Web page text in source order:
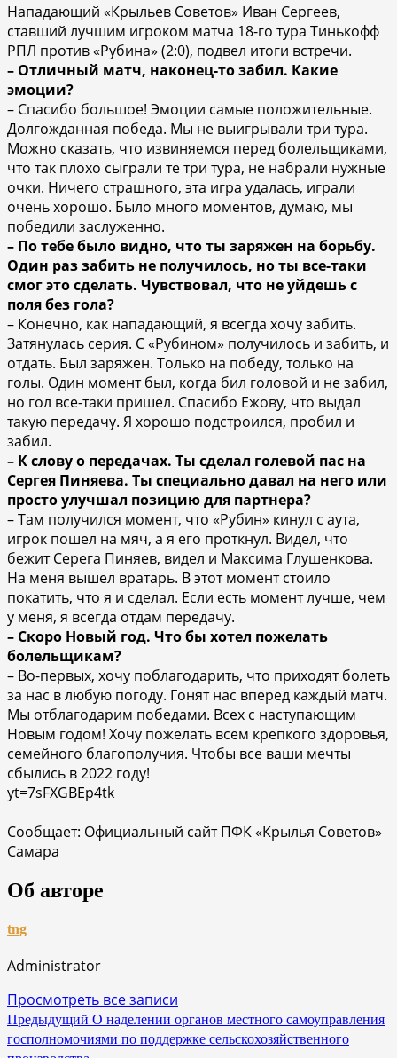
Нападающий «Крыльев Советов» Иван Сергеев,
ставший лучшим игроком матча 18-го тура Тинькофф
РПЛ против «Рубина» (2:0), подвел итоги встречи.
– Отличный матч, наконец-то забил. Какие
эмоции?
– Спасибо большое! Эмоции самые положительные.
Долгожданная победа. Мы не выигрывали три тура.
Можно сказать, что извиняемся перед болельщиками,
что так плохо сыграли те три тура, не набрали нужные
очки. Ничего страшного, эта игра удалась, играли
очень хорошо. Было много моментов, думаю, мы
победили заслуженно.
– По тебе было видно, что ты заряжен на борьбу.
Один раз забить не получилось, но ты все-таки
смог это сделать. Чувствовал, что не уйдешь с
поля без гола?
– Конечно, как нападающий, я всегда хочу забить.
Затянулась серия. С «Рубином» получилось и забить, и
отдать. Был заряжен. Только на победу, только на
голы. Один момент был, когда бил головой и не забил,
но гол все-таки пришел. Спасибо Ежову, что выдал
такую передачу. Я хорошо подстроился, пробил и
забил.
– К слову о передачах. Ты сделал голевой пас на
Сергея Пиняева. Ты специально давал на него или
просто улучшал позицию для партнера?
– Там получился момент, что «Рубин» кинул с аута,
игрок пошел на мяч, а я его проткнул. Видел, что
бежит Серега Пиняев, видел и Максима Глушенкова.
На меня вышел вратарь. В этот момент стоило
покатить, что я и сделал. Если есть момент лучше, чем
у меня, я всегда отдам передачу.
– Скоро Новый год. Что бы хотел пожелать
болельщикам?
– Во-первых, хочу поблагодарить, что приходят болеть
за нас в любую погоду. Гонят нас вперед каждый матч.
Мы отблагодарим победами. Всех с наступающим
Новым годом! Хочу пожелать всем крепкого здоровья,
семейного благополучия. Чтобы все ваши мечты
сбылись в 2022 году!
yt=7sFXGBEp4tk
Сообщает: Официальный сайт ПФК «Крылья Советов»
Самара
Об авторе
tng
Administrator
Просмотреть все записи
Навигация
по
Предыдущий О наделении органов местного самоуправления
госполномочиями по поддержке сельскохозяйственного